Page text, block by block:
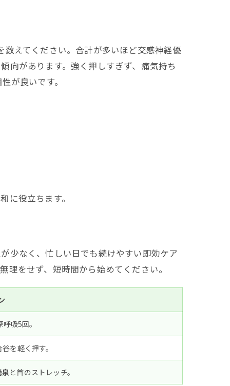
ク
り方
えてください。合計が多いほど交感神経優
向があります。強く押しすぎず、痛気持ち
が良いです。
に役立ちます。
少なく、忙しい日でも続けやすい即効ケア
をせず、短時間から始めてください。
吸5回。
を軽く押す。
泉と首のストレッチ。